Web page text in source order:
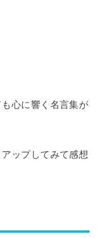
心に響く名言集が
ップしてみて感想